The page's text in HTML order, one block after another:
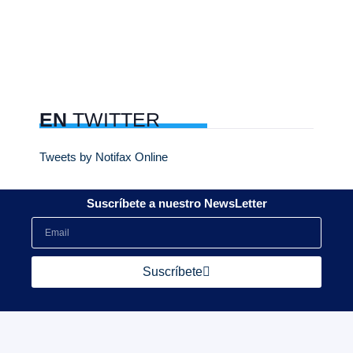
ENTWITTER
Tweets by Notifax Online
Suscríbete a nuestro NewsLetter
Suscríbete